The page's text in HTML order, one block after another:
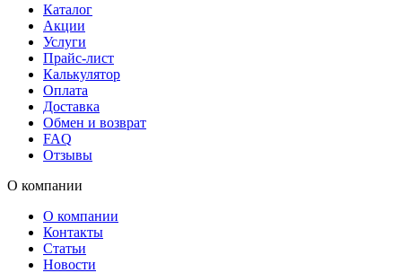
Каталог
Акции
Услуги
Прайс-лист
Калькулятор
Оплата
Доставка
Обмен и возврат
FAQ
Отзывы
О компании
О компании
Контакты
Статьи
Новости